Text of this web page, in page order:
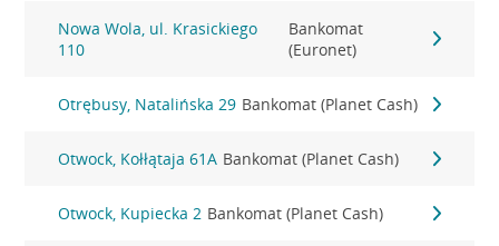
Nowa Wola, ul. Krasickiego
110
Bankomat
(Euronet)
Otrębusy, Natalińska 29 Bankomat (Planet Cash)
Otwock, Kołłątaja 61A Bankomat (Planet Cash)
Otwock, Kupiecka 2 Bankomat (Planet Cash)